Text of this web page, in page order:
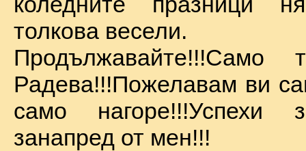
толкова весели.
Продължавайте!!!Само
Радева!!!Пожелавам ви
само
занапред от мен!!!